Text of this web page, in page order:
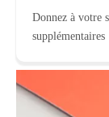
Donnez à votre
supplémentaires